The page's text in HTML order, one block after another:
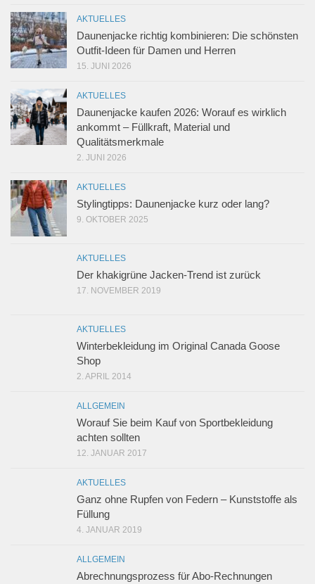
AKTUELLES
Daunenjacke richtig kombinieren: Die schönsten
Outfit-Ideen für Damen und Herren
15. JUNI 2026
AKTUELLES
Daunenjacke kaufen 2026: Worauf es wirklich
ankommt – Füllkraft, Material und
Qualitätsmerkmale
2. JUNI 2026
AKTUELLES
Stylingtipps: Daunenjacke kurz oder lang?
9. OKTOBER 2025
AKTUELLES
Der khakigrüne Jacken-Trend ist zurück
17. NOVEMBER 2019
AKTUELLES
Winterbekleidung im Original Canada Goose
Shop
2. APRIL 2014
ALLGEMEIN
Worauf Sie beim Kauf von Sportbekleidung
achten sollten
12. JANUAR 2017
AKTUELLES
Ganz ohne Rupfen von Federn – Kunststoffe als
Füllung
4. JANUAR 2019
ALLGEMEIN
Abrechnungsprozess für Abo-Rechnungen